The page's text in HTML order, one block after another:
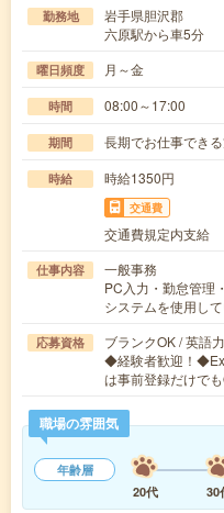
勤務地
岩手県胆沢郡
六原駅から車5分
曜日頻度 月～金
時間 08:00～17:00
期間 長期でお仕事でき
時給 時給1350円
交通費
交通費規定内支給
仕事内容
一般事務
PC入力・勤怠管理
システムを使用し
応募資格
ブランクOK / 英語
◆経験者歓迎！
は事前登録だけで
職場の雰囲気
年齢層
20代
30